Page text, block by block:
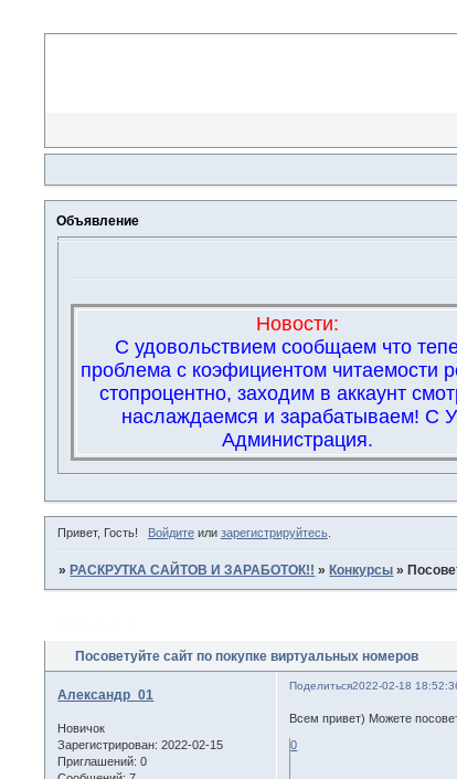
Объявление
Новости:
С удовольствием сообщаем что
проблема с коэфициентом читаемости
стопроцентно, заходим в аккаунт
наслаждаемся и зарабатываем! С
Администрация.
Привет, Гость! Войдитеили зарегистрируйтесь.
» РАСКРУТКА САЙТОВ И ЗАРАБОТОК!! » Конкурсы »
Посоветуйте сайт по покупке виртуальных номеров
Поделиться2022-02-18
Александр_01
Новичок
Зарегистрирован: 2022-02-15
Приглашений: 0
Всем привет) Можете
0